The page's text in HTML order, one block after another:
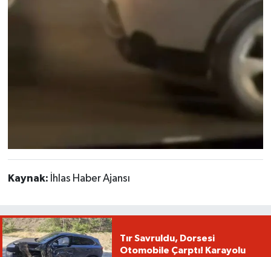
Kaynak: İhlas Haber Ajansı
Tır Savruldu, Dorsesi
Otomobile Çarptı! Karayolu